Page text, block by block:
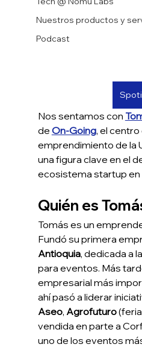
Nuestros productos y
Podcast
Nos sentamos con
de On-Going, el centro
emprendimiento de la
una figura clave en el
ecosistema startup en
Quién es
Tomás es un
Fundó su primera
Antioquia, dedicada a
para eventos. Más
empresarial más
ahí pasó a liderar
Aseo, Agrofuturo
vendida en parte a
uno de los eventos